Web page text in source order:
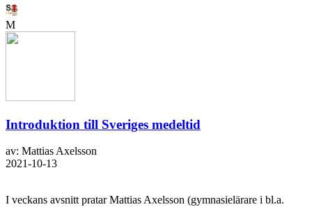
M
Introduktion till Sveriges medeltid
av: Mattias Axelsson
2021-10-13
I veckans avsnitt pratar Mattias Axelsson (gymnasielärare i bl.a.